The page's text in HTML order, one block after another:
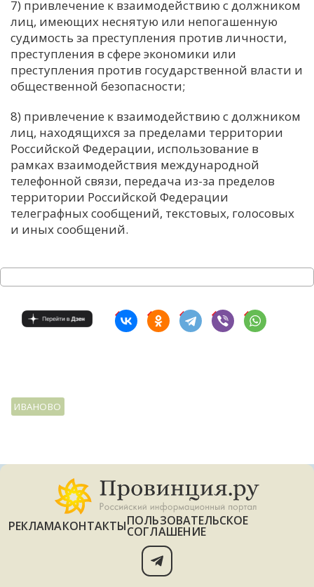
7) привлечение к взаимодействию с должником
лиц, имеющих неснятую или непогашенную
судимость за преступления против личности,
преступления в сфере экономики или
преступления против государственной власти и
общественной безопасности;
8) привлечение к взаимодействию с должником
лиц, находящихся за пределами территории
Российской Федерации, использование в
рамках взаимодействия международной
телефонной связи, передача из-за пределов
территории Российской Федерации
телеграфных сообщений, текстовых, голосовых
и иных сообщений.
ИВАНОВО
РЕКЛАМАКОНТАКТЫПОЛЬЗОВАТЕЛЬСКОЕ
СОГЛАШЕНИЕ